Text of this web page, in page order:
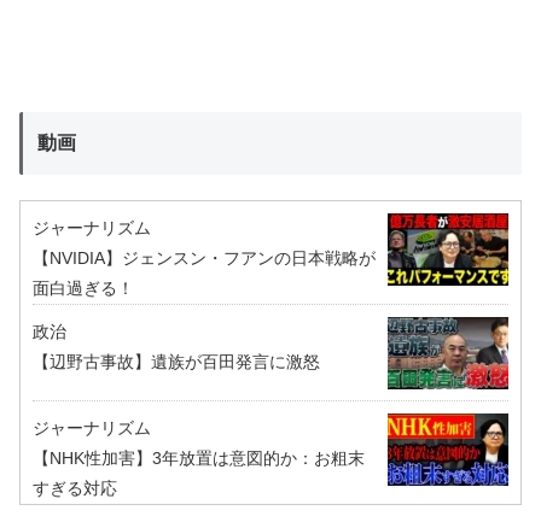
動画
ジャーナリズム
【NVIDIA】ジェンスン・フアンの日本戦略が
面白過ぎる！
政治
【辺野古事故】遺族が百田発言に激怒
ジャーナリズム
【NHK性加害】3年放置は意図的か：お粗末
すぎる対応